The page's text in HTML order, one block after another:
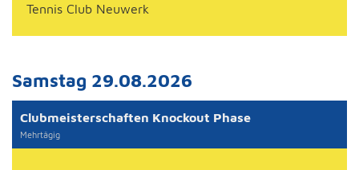
Tennis Club Neuwerk
Samstag 29.08.2026
Clubmeisterschaften Knockout Phase
Mehrtägig